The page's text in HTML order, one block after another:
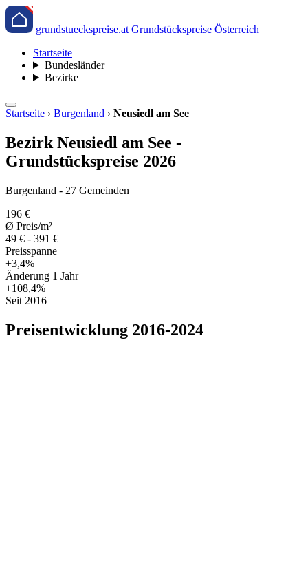
grundstueckspreise.at Grundstückspreise Österreich
Startseite
Bundesländer
Bezirke
Startseite › Burgenland › Neusiedl am See
Bezirk Neusiedl am See -
Grundstückspreise 2026
Burgenland - 27 Gemeinden
196 €
Ø Preis/m²
49 € - 391 €
Preisspanne
+3,4%
Änderung 1 Jahr
+108,4%
Seit 2016
Preisentwicklung 2016-2024